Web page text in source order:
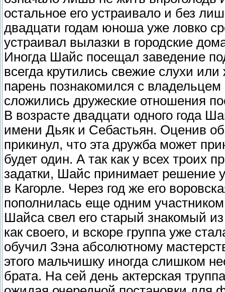
остальное его устраивало и без
двадцати годам юноша уже ловко
устраивал вылазки в городские
Иногда Шайс посещал заведение
всегда крутились свежие слухи
парень познакомился с
сложились дружеские отношения
В возрасте двадцати одного года
имени Дьяк и Себастьян. Оценив
прикинул, что эта дружба может
будет один. А так как у всех троих
задатки, Шайс принимает решение
в Кагорле. Через год же его
пополнилась еще одним
Шайса свел его старый знакомый
как своего, и вскоре группа уже
обучил Зэна абсолютному
этого мальчишку иногда слишком
брата. На сей день актерская